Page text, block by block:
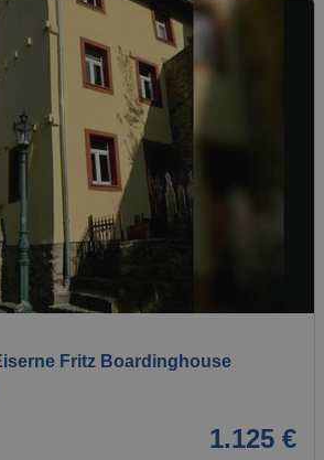
Fritz Boardinghouse
1.125 €